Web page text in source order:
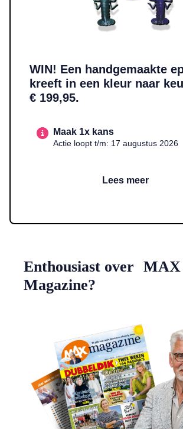
WIN! Een handgemaakte
kreeft in een kleur naar
€ 199,95.
Maak 1x kans
Actie loopt t/m: 17 augustus 2026
Lees meer
Enthousiast over MAX
Magazine?